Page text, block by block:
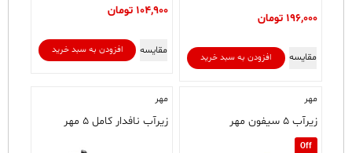
196,000 تومان
افزودن به سبد خرید مقایسه
104,900 تومان
افزودن به سبد خرید مقایسه
مهر
زیرآب ۵ سیفون مهر
Off
مهر
زیرآب نافدار کامل ۵ مهر